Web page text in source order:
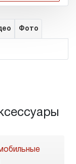
Фото